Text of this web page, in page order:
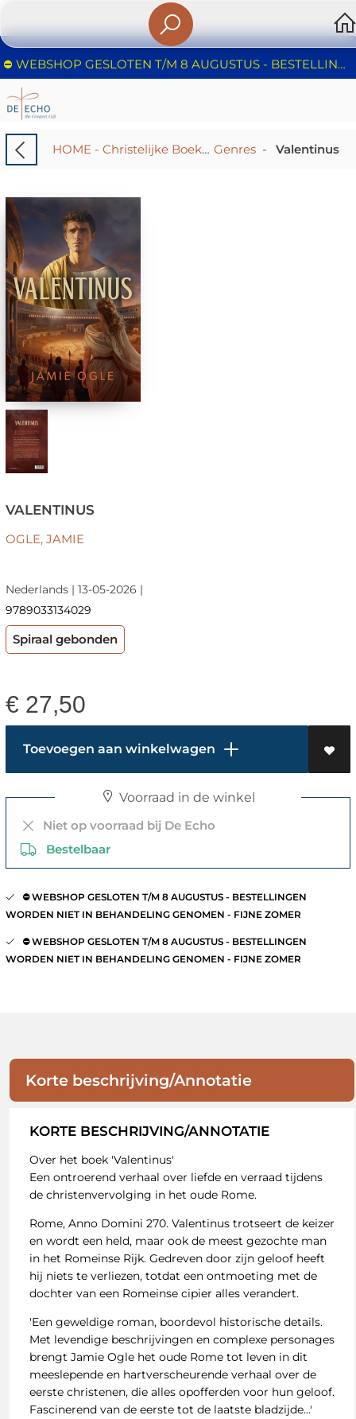
⛔️ WEBSHOP GESLOTEN T/M 8 AUGUSTUS - BESTELLINGEN WORDEN NIET IN BEHANDELING GENOMEN - FIJNE ZOMER!
HOME - Christelijke Boekhandel De Echo – Huizen | Boeken & Cadeaus Genres- Valentinus
VALENTINUS
OGLE, JAMIE
Nederlands | 13-05-2026 |
9789033134029
Spiraal gebonden
€ 27,50
Toevoegen aan winkelwagen
Voorraad in de winkel
Niet op voorraad bij De Echo
Bestelbaar
⛔️ WEBSHOP GESLOTEN T/M 8 AUGUSTUS - BESTELLINGEN
WORDEN NIET IN BEHANDELING GENOMEN - FIJNE ZOMER
⛔️ WEBSHOP GESLOTEN T/M 8 AUGUSTUS - BESTELLINGEN
WORDEN NIET IN BEHANDELING GENOMEN - FIJNE ZOMER
Korte beschrijving/Annotatie
KORTE BESCHRIJVING/ANNOTATIE
Over het boek 'Valentinus'
Een ontroerend verhaal over liefde en verraad tijdens
de christenvervolging in het oude Rome.
Rome, Anno Domini 270. Valentinus trotseert de keizer
en wordt een held, maar ook de meest gezochte man
in het Romeinse Rijk. Gedreven door zijn geloof heeft
hij niets te verliezen, totdat een ontmoeting met de
dochter van een Romeinse cipier alles verandert.
'Een geweldige roman, boordevol historische details.
Met levendige beschrijvingen en complexe personages
brengt Jamie Ogle het oude Rome tot leven in dit
meeslepende en hartverscheurende verhaal over de
eerste christenen, die alles opofferden voor hun geloof.
Fascinerend van de eerste tot de laatste bladzijde...'